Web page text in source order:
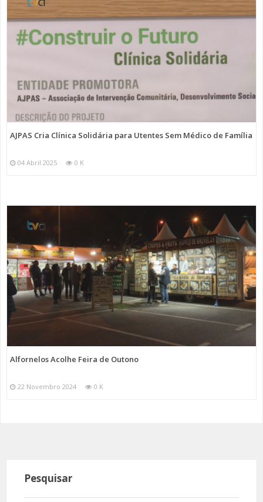
AJPAS Cria Clínica Solidária para Utentes Sem Médico de Família
04 Abril 2025 0 K
Alfornelos Acolhe Feira de Outono
22 Novembro 2024 0 K
Pesquisar